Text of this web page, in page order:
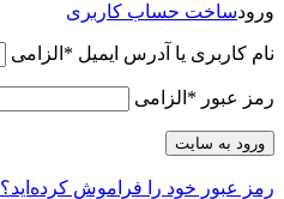
ورودساخت حساب کاربری
نام کاربری یا آدرس ایمیل * الزامی
رمز عبور * الزامی
ورود به سایت
رمز عبور خود را فراموش کرده‌اید؟